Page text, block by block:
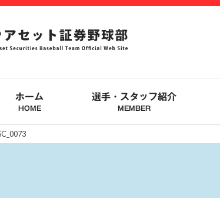
ホーム
HOME
選手・スタッフ紹介
MEMBER